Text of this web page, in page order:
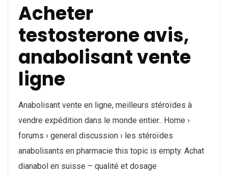
Acheter
testosterone avis,
anabolisant vente
ligne
Anabolisant vente en ligne, meilleurs stéroïdes à
vendre expédition dans le monde entier.. Home ›
forums › general discussion › les stéroïdes
anabolisants en pharmacie this topic is empty. Achat
dianabol en suisse – qualité et dosage